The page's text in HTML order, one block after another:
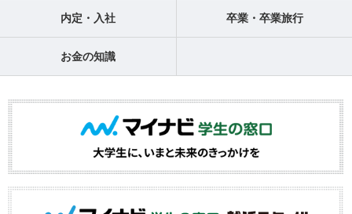
内定・入社 卒業・卒業旅行
お金の知識